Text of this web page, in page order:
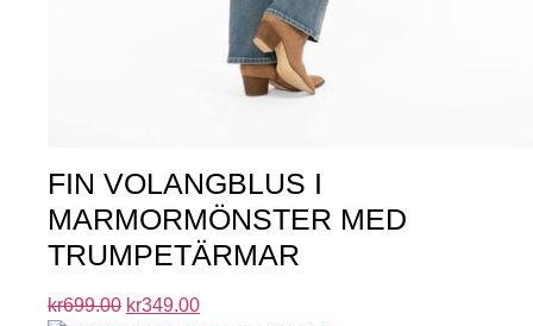
FIN VOLANGBLUS I
MARMORMÖNSTER MED
TRUMPETÄRMAR
kr699.00 kr349.00